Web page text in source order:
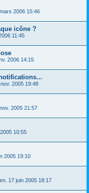
2006 15:46
icône ?
11:45
2006 14:15
2005 19:48
2005 21:57
10:55
2005 19:10
17 juin 2005 18:17